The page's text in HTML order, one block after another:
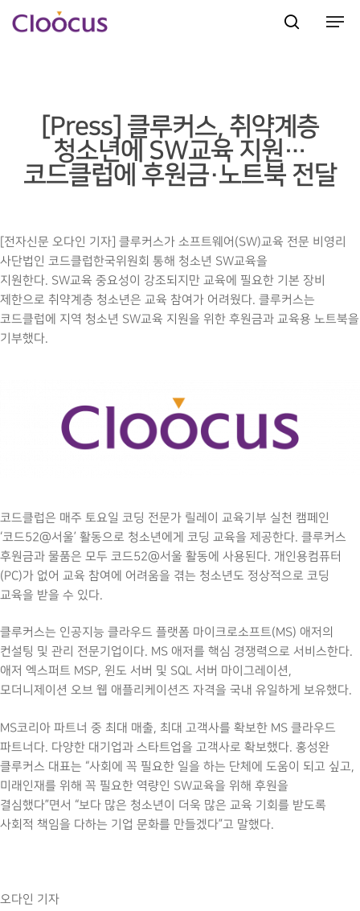
[Press] 클루커스, 취약계층
청소년에 SW교육 지원…
코드클럽에 후원금·노트북 전달
[전자신문 오다인 기자] 클루커스가 소프트웨어(SW)교육 전문 비영리
사단법인 코드클럽한국위원회 통해 청소년 SW교육을
지원한다. SW교육 중요성이 강조되지만 교육에 필요한 기본 장비
제한으로 취약계층 청소년은 교육 참여가 어려웠다. 클루커스는
코드클럽에 지역 청소년 SW교육 지원을 위한 후원금과 교육용 노트북을
기부했다.
코드클럽은 매주 토요일 코딩 전문가 릴레이 교육기부 실천 캠페인
‘코드52@서울’ 활동으로 청소년에게 코딩 교육을 제공한다. 클루커스
후원금과 물품은 모두 코드52@서울 활동에 사용된다. 개인용컴퓨터
(PC)가 없어 교육 참여에 어려움을 겪는 청소년도 정상적으로 코딩
교육을 받을 수 있다.
클루커스는 인공지능 클라우드 플랫폼 마이크로소프트(MS) 애저의
컨설팅 및 관리 전문기업이다. MS 애저를 핵심 경쟁력으로 서비스한다.
애저 엑스퍼트 MSP, 윈도 서버 및 SQL 서버 마이그레이션,
모더니제이션 오브 웹 애플리케이션즈 자격을 국내 유일하게 보유했다.
MS코리아 파트너 중 최대 매출, 최대 고객사를 확보한 MS 클라우드
파트너다. 다양한 대기업과 스타트업을 고객사로 확보했다. 홍성완
클루커스 대표는 “사회에 꼭 필요한 일을 하는 단체에 도움이 되고 싶고,
미래인재를 위해 꼭 필요한 역량인 SW교육을 위해 후원을
결심했다”면서 “보다 많은 청소년이 더욱 많은 교육 기회를 받도록
사회적 책임을 다하는 기업 문화를 만들겠다”고 말했다.
오다인 기자